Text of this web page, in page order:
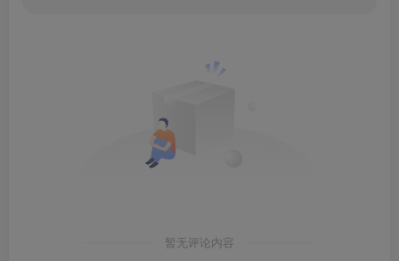
暂无评论内容